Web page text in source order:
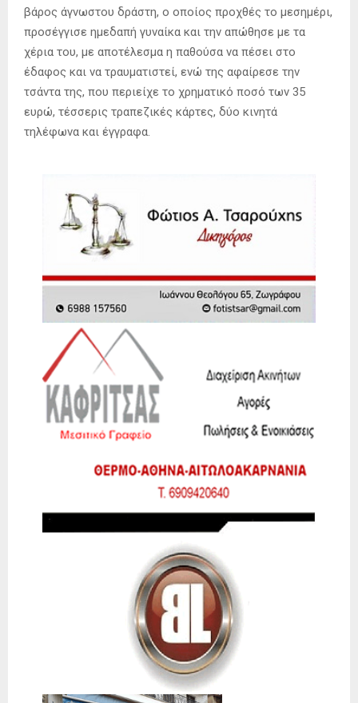
βάρος άγνωστου δράστη, ο οποίος προχθές το μεσημέρι,
προσέγγισε ημεδαπή γυναίκα και την απώθησε με τα
χέρια του, με αποτέλεσμα η παθούσα να πέσει στο
έδαφος και να τραυματιστεί, ενώ της αφαίρεσε την
τσάντα της, που περιείχε το χρηματικό ποσό των 35
ευρώ, τέσσερις τραπεζικές κάρτες, δύο κινητά
τηλέφωνα και έγγραφα.